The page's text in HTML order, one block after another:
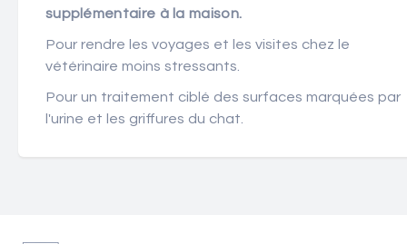
supplémentaire à la maison.
Pour rendre les voyages et les visites chez le
vétérinaire moins stressants.
Pour un traitement ciblé des surfaces marquées par
l'urine et les griffures du chat.